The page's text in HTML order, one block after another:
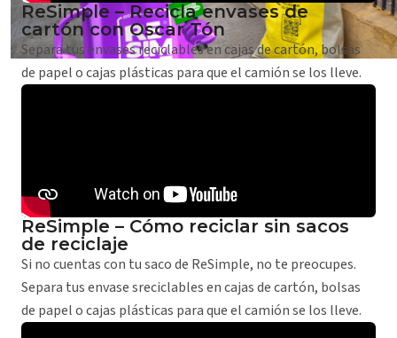
ReSimple – Recicla envases de
cartón con Oscar Tón
Separa tus envases reciclables en cajas de cartón, bolsas
de papel o cajas plásticas para que el camión se los lleve.
ReSimple – Cómo reciclar sin sacos
de reciclaje
Si no cuentas con tu saco de ReSimple, no te preocupes.
Separa tus envase sreciclables en cajas de cartón, bolsas
de papel o cajas plásticas para que el camión se los lleve.